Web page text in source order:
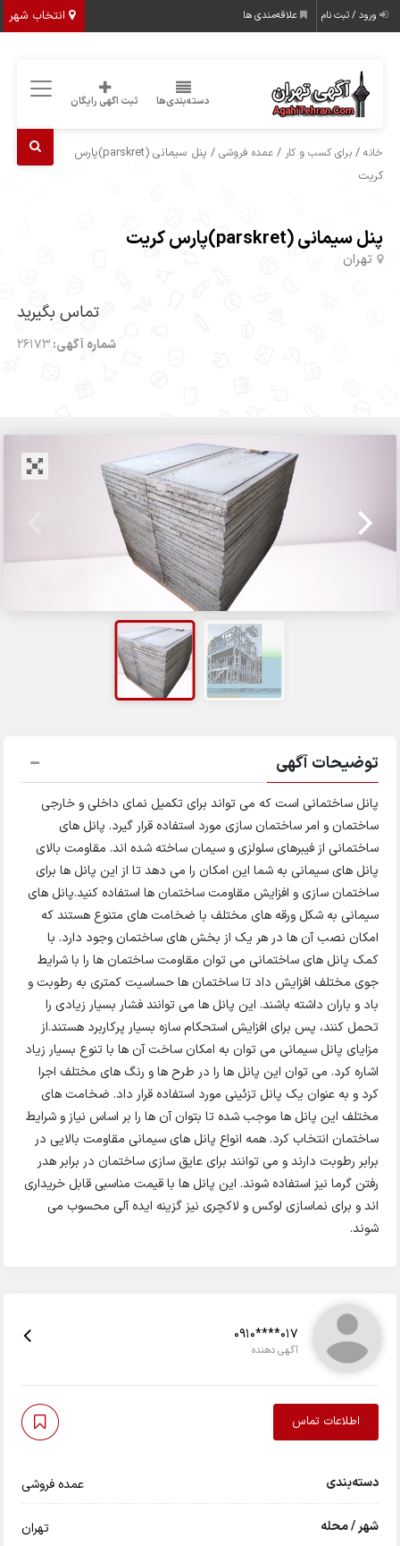
انتخاب شهر ورود / ثبت نام علاقه‌مندی ها
دسته‌بندی‌ها ثبت اگهی رایگان
خانه /برای کسب و کار /عمده فروشی
/ پنل سیمانی (parskret)پارس
کریت
پنل سیمانی (parskret)پارس کریت
تهران
تماس بگیرید
شماره آگهی:26173
توضیحات آگهی
پانل ساختمانی است که می تواند برای تکمیل نمای داخلی و خارجی
ساختمان و امر ساختمان سازی مورد استفاده قرار گیرد. پانل های
ساختمانی از فیبرهای سلولزی و سیمان ساخته شده اند. مقاومت بالای
پانل های سیمانی به شما این امکان را می دهد تا از این پانل ها برای
ساختمان سازی و افزایش مقاومت ساختمان ها استفاده کنید.پانل های
سیمانی به شکل ورقه های مختلف با ضخامت های متنوع هستند که
امکان نصب آن ها در هر یک از بخش های ساختمان وجود دارد. با
کمک پانل های ساختمانی می توان مقاومت ساختمان ها را با شرایط
جوی مختلف افزایش داد تا ساختمان ها حساسیت کمتری به رطوبت و
باد و باران داشته باشند. این پانل ها می توانند فشار بسیار زیادی را
تحمل کنند، پس برای افزایش استحکام سازه بسیار پرکاربرد هستند.از
مزایای پانل سیمانی می توان به امکان ساخت آن ها با تنوع بسیار زیاد
اشاره کرد. می توان این پانل ها را در طرح ها و رنگ های مختلف اجرا
کرد و به عنوان یک پانل تزئینی مورد استفاده قرار داد. ضخامت های
مختلف این پانل ها موجب شده تا بتوان آن ها را بر اساس نیاز و شرایط
ساختمان انتخاب کرد. همه انواع پانل های سیمانی مقاومت بالایی در
برابر رطوبت دارند و می توانند برای عایق سازی ساختمان در برابر هدر
رفتن گرما نیز استفاده شوند. این پانل ها با قیمت مناسبی قابل خریداری
اند و برای نماسازی لوکس و لاکچری نیز گزینه ایده آلی محسوب می
شوند.
0910****017
آگهی دهنده
اطلاعات تماس
دسته‌بندی عمده فروشی
شهر / محله تهران